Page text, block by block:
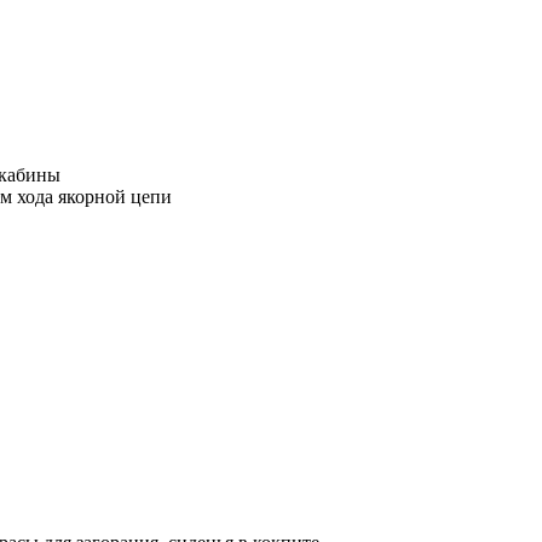
хода якорной цепи